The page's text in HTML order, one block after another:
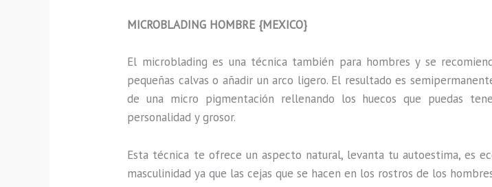
MICROBLADING HOMBRE {MEXICO}
El microbladinges una técnica también para hombres y se
pequeñas calvas o añadir un arco ligero.El resultado es
de una micro pigmentación rellenando los huecos que puedas
personalidad y grosor.
Esta técnica te ofrece un aspecto natural, levanta tu autoestima, es
masculinidad ya que las cejas que se hacen en los rostros de los